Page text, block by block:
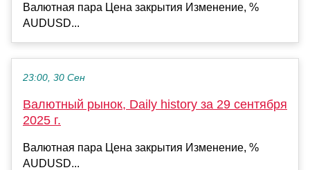
Валютная пара Цена закрытия Изменение, %
AUDUSD...
23:00, 30 Сен
Валютный рынок, Daily history за 29 сентября
2025 г.
Валютная пара Цена закрытия Изменение, %
AUDUSD...